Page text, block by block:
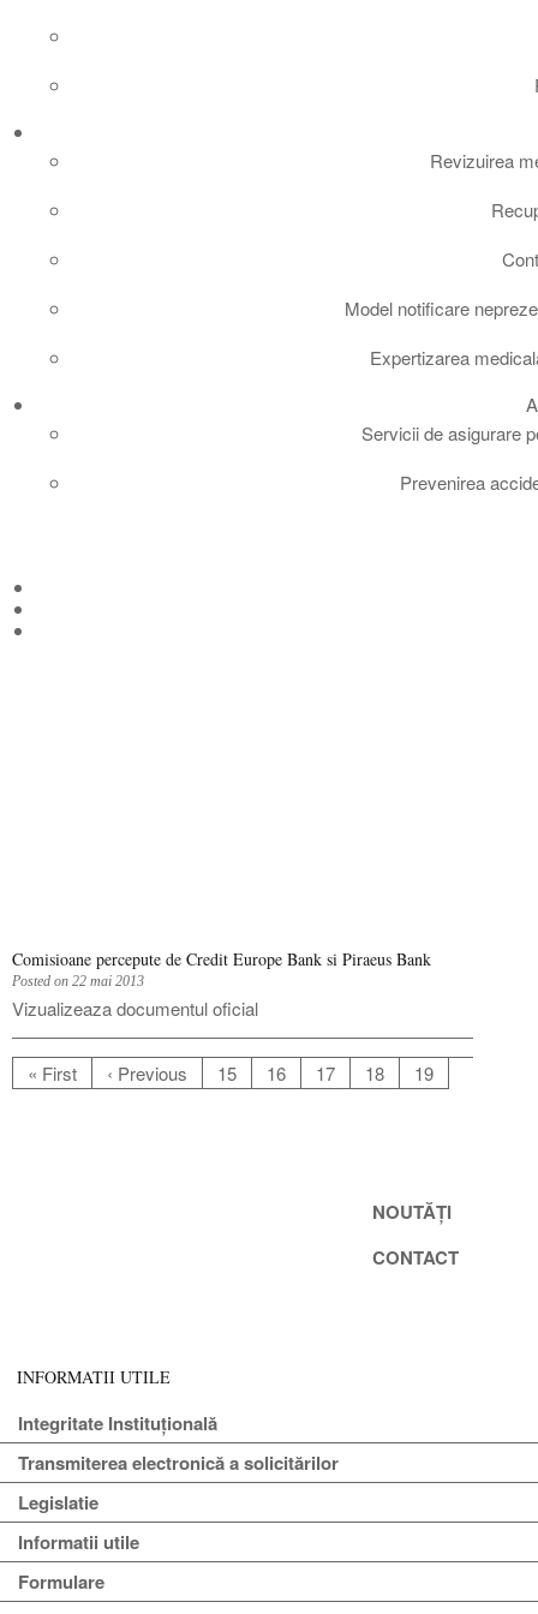
Revizuirea
Model notificare
Expertizarea
Servicii de asigurare
Prevenirea
Comisioane percepute de Credit Europe Bank si Piraeus Bank
Posted on 22 mai 2013
Vizualizeaza documentul oficial
« First ‹ Previous 15 16 17 18 19
NOUTĂȚI
CONTACT
INFORMATII UTILE
Integritate Instituțională
Transmiterea electronică a solicitărilor
Legislatie
Informatii utile
Formulare